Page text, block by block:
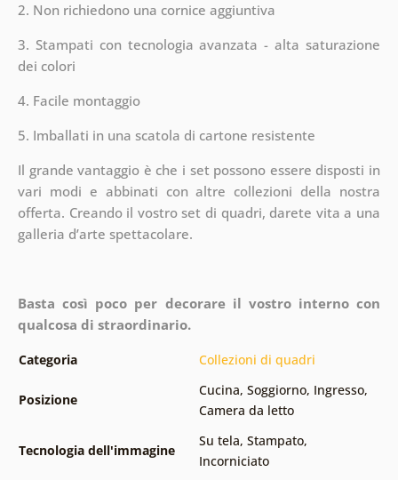
2. Non richiedono una cornice aggiuntiva
3. Stampati con tecnologia avanzata - alta saturazione
dei colori
4. Facile montaggio
5. Imballati in una scatola di cartone resistente
Il grande vantaggio è che i set possono essere disposti in
vari modi e abbinati con altre collezioni della nostra
offerta. Creando il vostro set di quadri, darete vita a una
galleria d’arte spettacolare.
Basta così poco per decorare il vostro interno con
qualcosa di straordinario.
Categoria Collezioni di quadri
Posizione
Cucina, Soggiorno, Ingresso,
Camera da letto
Tecnologia dell'immagine
Su tela, Stampato,
Incorniciato